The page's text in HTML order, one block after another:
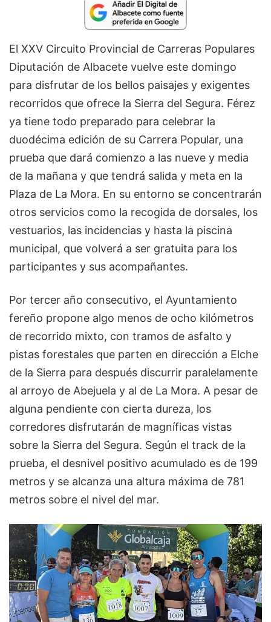
El XXV Circuito Provincial de Carreras Populares
Diputación de Albacete vuelve este domingo
para disfrutar de los bellos paisajes y exigentes
recorridos que ofrece la Sierra del Segura. Férez
ya tiene todo preparado para celebrar la
duodécima edición de su Carrera Popular, una
prueba que dará comienzo a las nueve y media
de la mañana y que tendrá salida y meta en la
Plaza de La Mora. En su entorno se concentrarán
otros servicios como la recogida de dorsales, los
vestuarios, las incidencias y hasta la piscina
municipal, que volverá a ser gratuita para los
participantes y sus acompañantes.
Por tercer año consecutivo, el Ayuntamiento
fereño propone algo menos de ocho kilómetros
de recorrido mixto, con tramos de asfalto y
pistas forestales que parten en dirección a Elche
de la Sierra para después discurrir paralelamente
al arroyo de Abejuela y al de La Mora. A pesar de
alguna pendiente con cierta dureza, los
corredores disfrutarán de magníficas vistas
sobre la Sierra del Segura. Según el track de la
prueba, el desnivel positivo acumulado es de 199
metros y se alcanza una altura máxima de 781
metros sobre el nivel del mar.